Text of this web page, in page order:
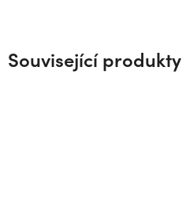
Související produkty